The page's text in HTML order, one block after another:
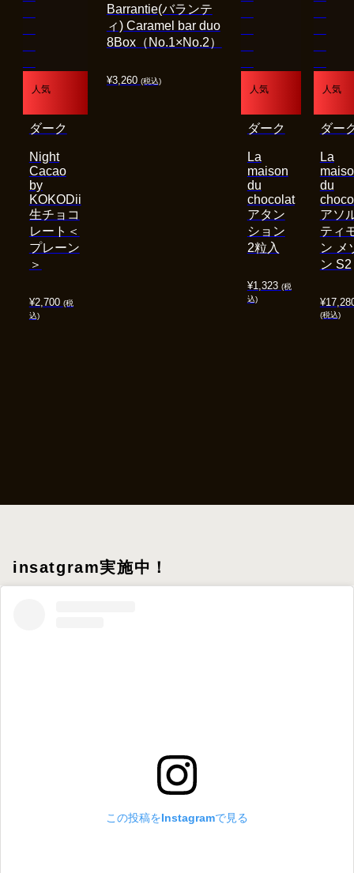
人気
¥2,700 (税
込)
Night
Cacao
by
KOKODii
生チョコ
レート＜
プレーン
＞
ダーク
¥3,260 (税込)
Barrantie(バランテ
ィ) Caramel bar duo
8Box（No.1×No.2）
人気
¥1,323 (税
込)
La
maison
du
chocolat
アタン
ション
2粒入
ダーク
人気
¥
(税込)
La
du
アソ
ティ
ン メ
ン S2
ダー
insatgram実施中！
この投稿をInstagramで見る